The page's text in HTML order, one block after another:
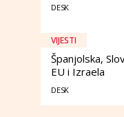
DESK
VIJESTI
Španjolska,
EU i Izraela
DESK